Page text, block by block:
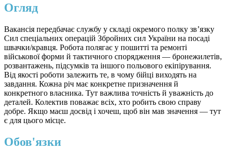
Огляд
Вакансія передбачає службу у складі окремого полку звʼязку
Сил спеціальних операцій Збройних сил України на посаді
швачки/кравця. Робота полягає у пошитті та ремонті
військової форми й тактичного спорядження — бронежилетів,
розвантажень, підсумків та іншого польового екіпірування.
Від якості роботи залежить те, в чому бійці виходять на
завдання. Кожна річ має конкретне призначення й
конкретного власника. Тут важлива точність й уважність до
деталей. Колектив поважає всіх, хто робить свою справу
добре. Якщо маєш досвід і хочеш, щоб він мав значення — тут
є для цього місце.
Обов'язки